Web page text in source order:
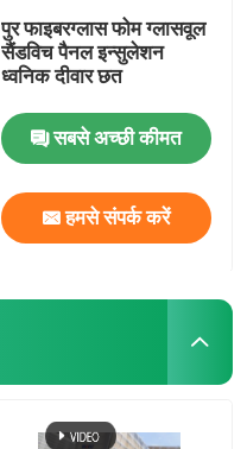
पुर फाइबरग्लास फोम ग्लासवूल
सैंडविच पैनल इन्सुलेशन
ध्वनिक दीवार छत
सबसे अच्छी कीमत
हमसे संपर्क करें